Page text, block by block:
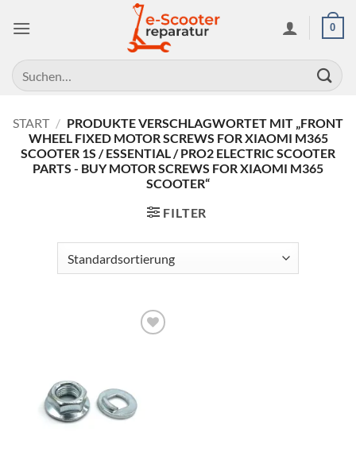
Inhalt
0
Suchen
nach:
START / PRODUKTE VERSCHLAGWORTET MIT „FRONT
WHEEL FIXED MOTOR SCREWS FOR XIAOMI M365
SCOOTER 1S / ESSENTIAL / PRO2 ELECTRIC SCOOTER
PARTS - BUY MOTOR SCREWS FOR XIAOMI M365
SCOOTER“
FILTER